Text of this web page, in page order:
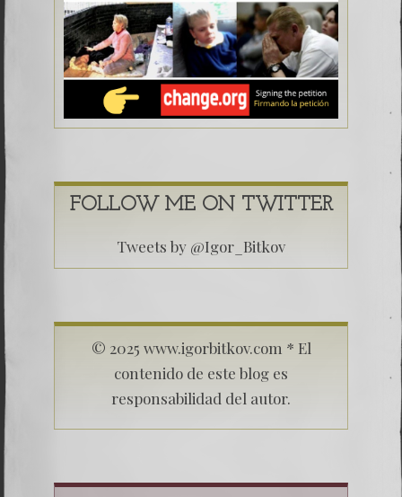
FOLLOW ME ON TWITTER
Tweets by @Igor_Bitkov
© 2025 www.igorbitkov.com * El
contenido de este blog es
responsabilidad del autor.